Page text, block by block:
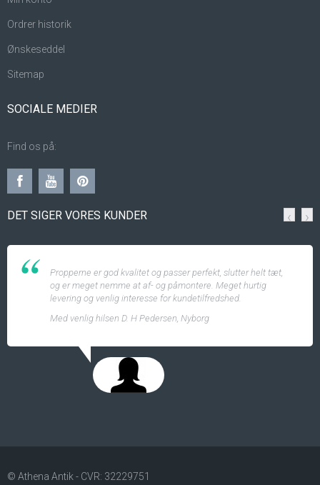
Ordrer historik
Ønskeseddel
Sitemap
SOCIALE MEDIER
Find os på:
DET SIGER VORES KUNDER
Propperne er god kvalitet og passer perfekt, slutter helt tæt,
og er meget nemme at af- og påmontere. Meget hurtig
levering og venlig interesse for kundetilfredshed.
Med venlig hilsen D. H Pedersen, Nyborg
‹ ›
© Athena Antik - CVR: 32229751